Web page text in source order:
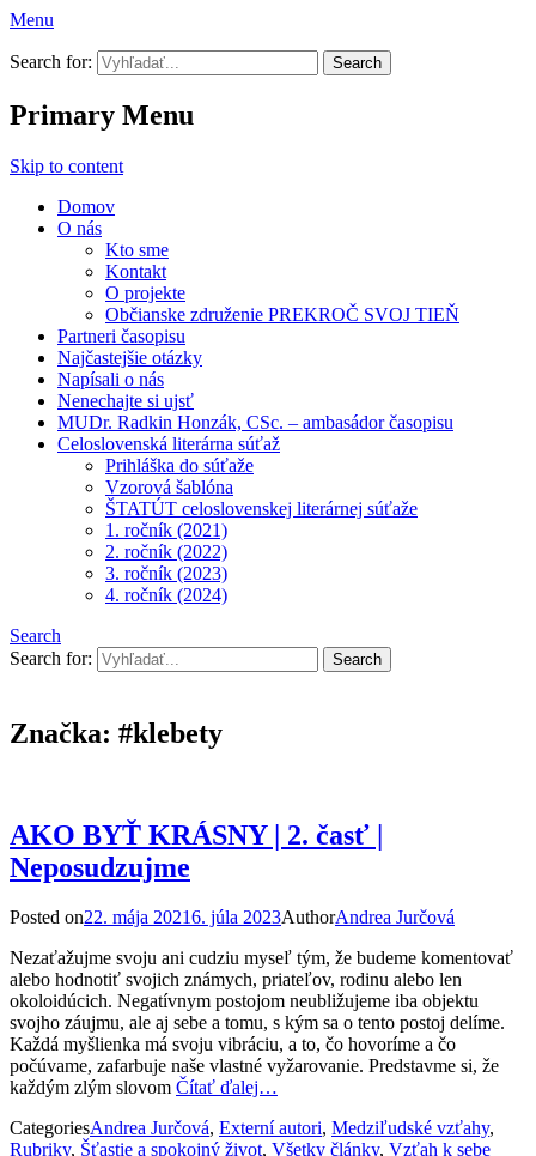
Menu
Prekroč svoj tieň
Search for:
Primary Menu
Skip to content
Domov
O nás
Kto sme
Kontakt
O projekte
Občianske združenie PREKROČ SVOJ TIEŇ
Partneri časopisu
Najčastejšie otázky
Napísali o nás
Nenechajte si ujsť
MUDr. Radkin Honzák, CSc. – ambasádor časopisu
Celoslovenská literárna súťaž
Prihláška do súťaže
Vzorová šablóna
ŠTATÚT celoslovenskej literárnej súťaže
1. ročník (2021)
2. ročník (2022)
3. ročník (2023)
4. ročník (2024)
Search
Search for:
Značka: #klebety
AKO BYŤ KRÁSNY | 2. časť |
Neposudzujme
Posted on22. mája 20216. júla 2023AuthorAndrea Jurčová
Nezaťažujme svoju ani cudziu myseľ tým, že budeme komentovať
alebo hodnotiť svojich známych, priateľov, rodinu alebo len
okoloidúcich. Negatívnym postojom neubližujeme iba objektu
svojho záujmu, ale aj sebe a tomu, s kým sa o tento postoj delíme.
Každá myšlienka má svoju vibráciu, a to, čo hovoríme a čo
počúvame, zafarbuje naše vlastné vyžarovanie. Predstavme si, že
každým zlým slovom Čítať ďalej…
CategoriesAndrea Jurčová, Externí autori, Medziľudské vzťahy,
Rubriky, Šťastie a spokojný život, Všetky články, Vzťah k sebe